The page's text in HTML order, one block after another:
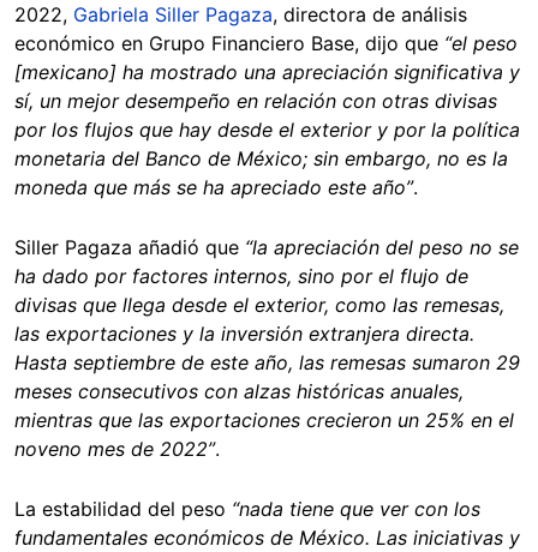
2022, Gabriela Siller Pagaza, directora de análisis
económico en Grupo Financiero Base, dijo que “el peso
[mexicano] ha mostrado una apreciación significativa y
sí, un mejor desempeño en relación con otras divisas
por los flujos que hay desde el exterior y por la política
monetaria del Banco de México; sin embargo, no es la
moneda que más se ha apreciado este año”.
Siller Pagaza añadió que “la apreciación del peso no se
ha dado por factores internos, sino por el flujo de
divisas que llega desde el exterior, como las remesas,
las exportaciones y la inversión extranjera directa.
Hasta septiembre de este año, las remesas sumaron 29
meses consecutivos con alzas históricas anuales,
mientras que las exportaciones crecieron un 25% en el
noveno mes de 2022”.
La estabilidad del peso “nada tiene que ver con los
fundamentales económicos de México. Las iniciativas y